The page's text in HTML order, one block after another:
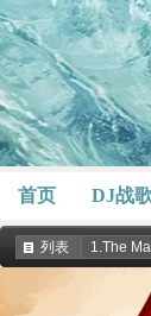
首页 DJ战